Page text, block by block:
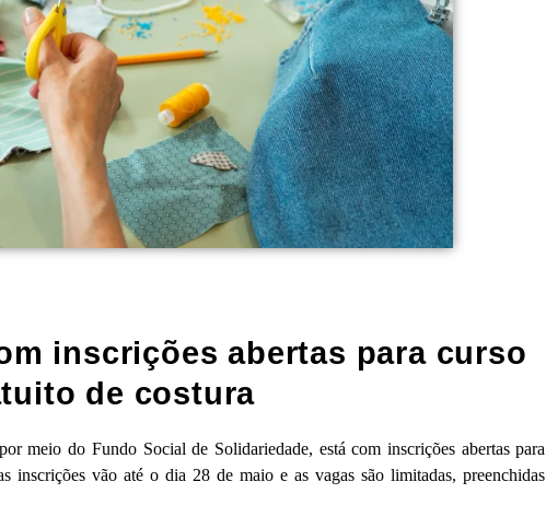
inscrições abertas para curso
de costura
meio do Fundo Social de Solidariedade, está com inscrições abertas para
inscrições vão até o dia 28 de maio e as vagas são limitadas, preenchidas